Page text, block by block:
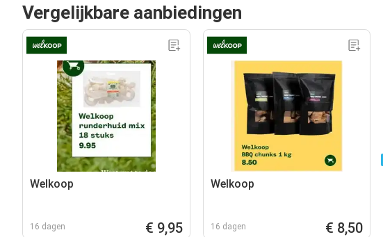
Vergelijkbare aanbiedingen
Welkoop
16 dagen € 9,95
Welkoop
16 dagen € 8,50